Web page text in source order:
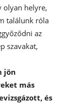
olyan helyre,
találunk róla
az
szavakat,
jön
más
és